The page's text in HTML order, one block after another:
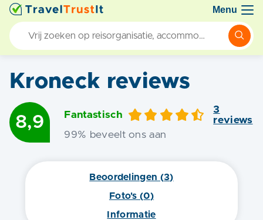
Menu
Kroneck reviews
8,9 Fantastisch
3
reviews
99% beveelt ons aan
Beoordelingen (3)
Foto's (0)
Informatie